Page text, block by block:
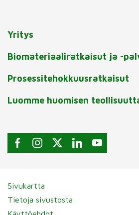
Yritys
Biomateriaaliratkaisut ja -
Prosessitehokkuusratkaisut
Luomme huomisen
Sivukartta
Tietoja sivustosta